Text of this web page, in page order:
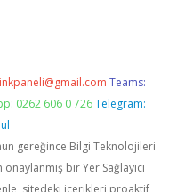
Teams:
0262 606 0 726 Telegram:
gereğince Bilgi Teknolojileri
bir Yer Sağlayıcı
sitedeki içerikleri proaktif